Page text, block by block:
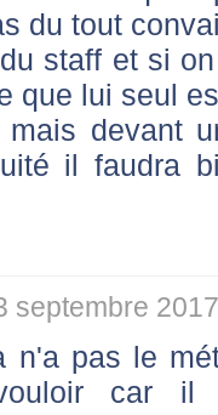
du tout
staff et si
que lui seul
devant
il faudra
septembre
n'a pas le
car il